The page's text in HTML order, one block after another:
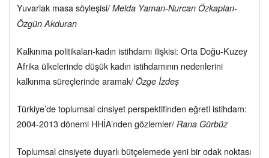
Yuvarlak masa söyleşisi/ Melda Yaman-Nurcan Özkaplan-
Özgün Akduran
Kalkınma politikaları-kadın istihdamı ilişkisi: Orta Doğu-Kuzey
Afrika ülkelerinde düşük kadın istihdamının nedenlerini
kalkınma süreçlerinde aramak/ Özge İzdeş
Türkiye’de toplumsal cinsiyet perspektifinden eğreti istihdam:
2004-2013 dönemi HHİA’nden gözlemler/ Rana Gürbüz
Toplumsal cinsiyete duyarlı bütçelemede yeni bir odak noktası